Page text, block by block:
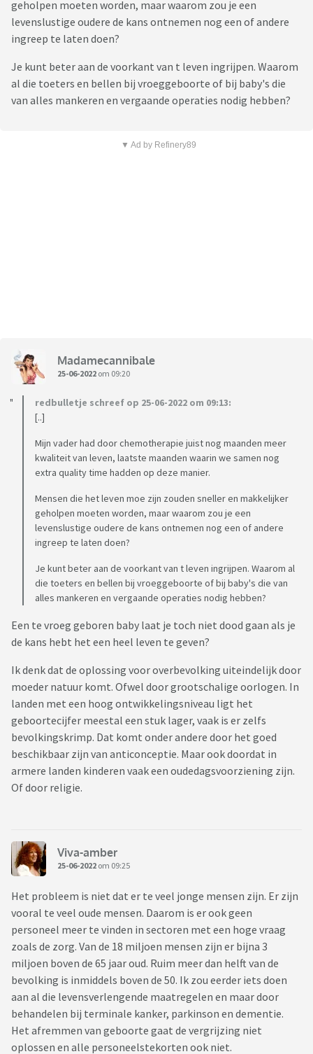
geholpen moeten worden, maar waarom zou je een
levenslustige oudere de kans ontnemen nog een of andere
ingreep te laten doen?
Je kunt beter aan de voorkant van t leven ingrijpen. Waarom
al die toeters en bellen bij vroeggeboorte of bij baby's die
van alles mankeren en vergaande operaties nodig hebben?
▼ Ad by Refinery89
Madamecannibale
25-06-2022 om 09:20
redbulletje schreef op 25-06-2022 om 09:13:
[..]
Mijn vader had door chemotherapie juist nog maanden meer
kwaliteit van leven, laatste maanden waarin we samen nog
extra quality time hadden op deze manier.
Mensen die het leven moe zijn zouden sneller en makkelijker
geholpen moeten worden, maar waarom zou je een
levenslustige oudere de kans ontnemen nog een of andere
ingreep te laten doen?
Je kunt beter aan de voorkant van t leven ingrijpen. Waarom al
die toeters en bellen bij vroeggeboorte of bij baby's die van
alles mankeren en vergaande operaties nodig hebben?
Een te vroeg geboren baby laat je toch niet dood gaan als je
de kans hebt het een heel leven te geven?
Ik denk dat de oplossing voor overbevolking uiteindelijk door
moeder natuur komt. Ofwel door grootschalige oorlogen. In
landen met een hoog ontwikkelingsniveau ligt het
geboortecijfer meestal een stuk lager, vaak is er zelfs
bevolkingskrimp. Dat komt onder andere door het goed
beschikbaar zijn van anticonceptie. Maar ook doordat in
armere landen kinderen vaak een oudedagsvoorziening zijn.
Of door religie.
Viva-amber
25-06-2022 om 09:25
Het probleem is niet dat er te veel jonge mensen zijn. Er zijn
vooral te veel oude mensen. Daarom is er ook geen
personeel meer te vinden in sectoren met een hoge vraag
zoals de zorg. Van de 18 miljoen mensen zijn er bijna 3
miljoen boven de 65 jaar oud. Ruim meer dan helft van de
bevolking is inmiddels boven de 50. Ik zou eerder iets doen
aan al die levensverlengende maatregelen en maar door
behandelen bij terminale kanker, parkinson en dementie.
Het afremmen van geboorte gaat de vergrijzing niet
oplossen en alle personeelstekorten ook niet.